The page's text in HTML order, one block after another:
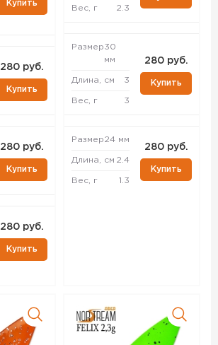
Купить
280 руб.
Купить
280 руб.
Купить
280 руб.
Купить
Вес, г 2.3
Размер30
мм
Длина, см 3
Вес, г 3
280 руб.
Купить
Размер24 мм
Длина, см 2.4
Вес, г 1.3
280 руб.
Купить